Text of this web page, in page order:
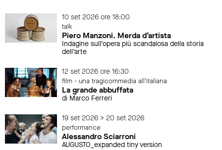
10 set 2026 ore 18:00
talk
Piero Manzoni. Merda d’artista
Indagine sull’opera più scandalosa della storia
dell’arte
12 set 2026 ore 16:30
film - una tragicommedia all'italiana
La grande abbuffata
di Marco Ferreri
19 set 2026 > 20 set 2026
performance
Alessandro Sciarroni
AUGUSTO_expanded tiny version